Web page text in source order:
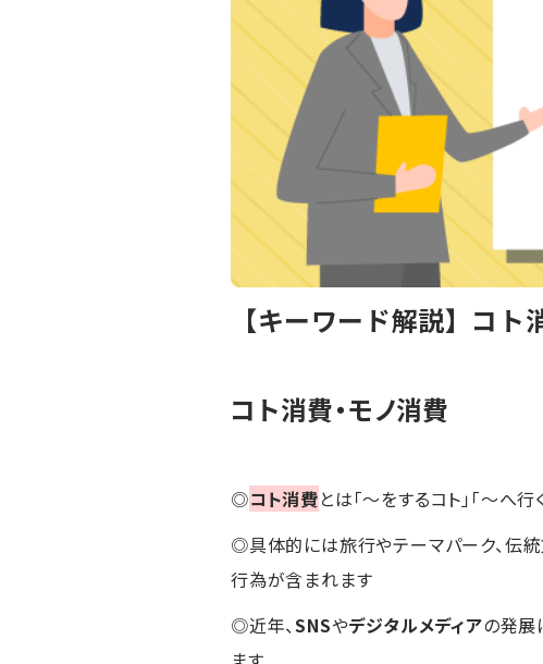
【キーワード解説】コト
コト消費・モノ消費
◎コト消費とは「～をするコト」「～へ行
◎具体的には旅行やテーマパーク、伝
行為が含まれます
◎近年、SNSやデジタルメディアの発展